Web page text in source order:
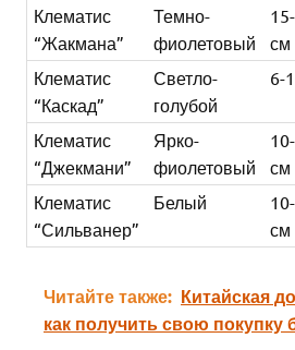
Клематис
“Жакмана”
Темно-
фиолетовый
см
Клематис
“Каскад”
Светло-
голубой
6-
Клематис
“Джекмани”
Ярко-
фиолетовый
см
Клематис
“Сильванер”
Белый
см
Читайте также: Китайская
как получить свою покупку